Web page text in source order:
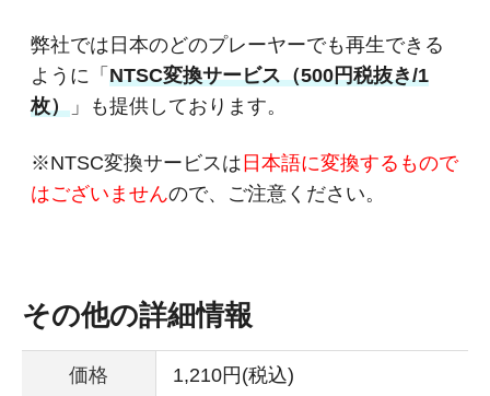
弊社では日本のどのプレーヤーでも再生できる
ように「 NTSC変換サービス（500円税抜き/1
枚） 」も提供しております。
※NTSC変換サービスは 日本語に変換するもので
はございませんので、ご注意ください。
その他の詳細情報
価格 1,210円(税込)